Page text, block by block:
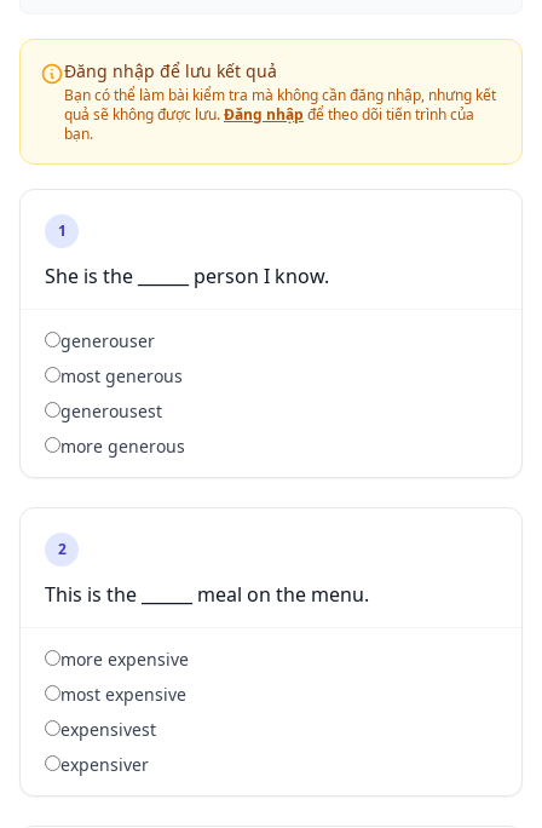
Đăng nhập để lưu kết quả
Bạn có thể làm bài kiểm tra mà không cần đăng nhập, nhưng kết
quả sẽ không được lưu.Đăng nhập để theo dõi tiến trình của
bạn.
1
She is the ______ person I know.
generouser
most generous
generousest
more generous
2
This is the ______ meal on the menu.
more expensive
most expensive
expensivest
expensiver